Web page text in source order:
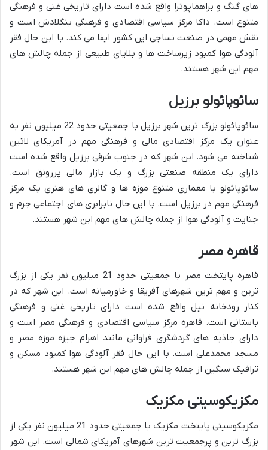
های گنگ و براهماپوترا واقع شده است دارای تاریخی غنی و فرهنگی
متنوع است. داکا مرکز سیاسی اقتصادی و فرهنگی بنگلادش است و
نقش مهمی در صنعت نساجی این کشور ایفا می کند. با این حال فقر
آلودگی هوا کمبود زیرساخت ها و بلایای طبیعی از جمله چالش های
مهم این شهر هستند.
سائوپائولو برزیل
سائوپائولو بزرگ ترین شهر برزیل با جمعیتی حدود 22 میلیون نفر به
عنوان یک مرکز اقتصادی مالی و فرهنگی مهم در آمریکای لاتین
شناخته می شود. این شهر که در جنوب شرقی برزیل واقع شده است
دارای یک منطقه صنعتی بزرگ و یک بازار مالی پررونق است.
سائوپائولو با معماری متنوع موزه ها و گالری های هنری یک مرکز
فرهنگی مهم در برزیل است. با این حال نابرابری های اجتماعی جرم و
جنایت و آلودگی هوا از جمله چالش های مهم این شهر هستند.
قاهره مصر
قاهره پایتخت مصر با جمعیتی حدود 21 میلیون نفر یکی از بزرگ
ترین و مهم ترین شهرهای آفریقا و خاورمیانه است. این شهر که در
کنار رودخانه نیل واقع شده است دارای تاریخی غنی و فرهنگی
باستانی است. قاهره مرکز سیاسی اقتصادی و فرهنگی مصر است و
دارای جاذبه های گردشگری فراوانی مانند اهرام جیزه موزه مصر و
مسجد محمدعلی است. با این حال فقر آلودگی هوا کمبود مسکن و
ترافیک سنگین از جمله چالش های مهم این شهر هستند.
مکزیکوسیتی مکزیک
مکزیکوسیتی پایتخت مکزیک با جمعیتی حدود 21 میلیون نفر یکی از
بزرگ ترین و پرجمعیت ترین شهرهای آمریکای شمالی است. این شهر